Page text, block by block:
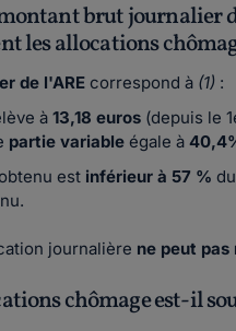
brut journalier
les allocations
de l'ARE correspond à (1) :
à13,18 euros (depuis le
partie variable égale à
est inférieur à 57 %
journalière ne peut pas
chômage est-il